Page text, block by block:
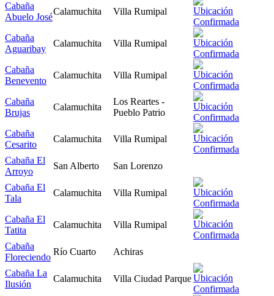
Cabaña
Abuelo José
Calamuchita Villa Rumipal
Cabaña
Aguaribay
Calamuchita Villa Rumipal
Cabaña
Benevento
Calamuchita Villa Rumipal
Cabaña
Brujas
Calamuchita
Los Reartes -
Pueblo Patrio
Cabaña
Cesarito
Calamuchita Villa Rumipal
Cabaña El
Arroyo
San Alberto San Lorenzo
Cabaña El
Tala
Calamuchita Villa Rumipal
Cabaña El
Tatita
Calamuchita Villa Rumipal
Cabaña
Floreciendo
Río Cuarto Achiras
Cabaña La
Ilusión
Calamuchita Villa Ciudad Parque